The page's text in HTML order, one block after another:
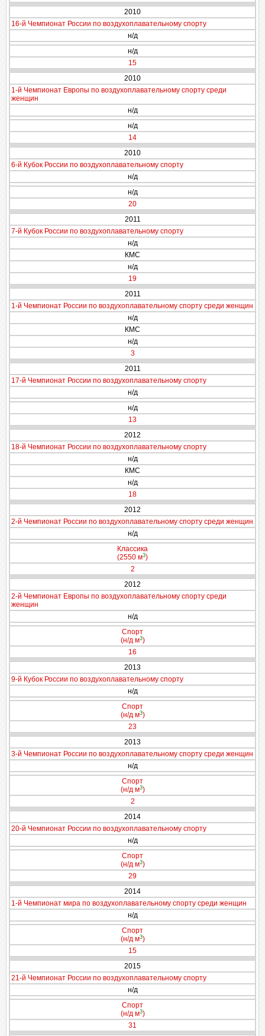
2010
16-й Чемпионат России по воздухоплавательному спорту
н/д
н/д
15
2010
1-й Чемпионат Европы по воздухоплавательному спорту среди
женщин
н/д
н/д
14
2010
6-й Кубок России по воздухоплавательному спорту
н/д
н/д
20
2011
7-й Кубок России по воздухоплавательному спорту
н/д
КМС
н/д
19
2011
1-й Чемпионат России по воздухоплавательному спорту среди женщин
н/д
КМС
н/д
3
2011
17-й Чемпионат России по воздухоплавательному спорту
н/д
н/д
13
2012
18-й Чемпионат России по воздухоплавательному спорту
н/д
КМС
н/д
18
2012
2-й Чемпионат России по воздухоплавательному спорту среди женщин
н/д
Классика
(2550 м3)
2
2012
2-й Чемпионат Европы по воздухоплавательному спорту среди
женщин
н/д
Спорт
(н/д м3)
16
2013
9-й Кубок России по воздухоплавательному спорту
н/д
Спорт
(н/д м3)
23
2013
3-й Чемпионат России по воздухоплавательному спорту среди женщин
н/д
Спорт
(н/д м3)
2
2014
20-й Чемпионат России по воздухоплавательному спорту
н/д
Спорт
(н/д м3)
29
2014
1-й Чемпионат мира по воздухоплавательному спорту среди женщин
н/д
Спорт
(н/д м3)
15
2015
21-й Чемпионат России по воздухоплавательному спорту
н/д
Спорт
(н/д м3)
31